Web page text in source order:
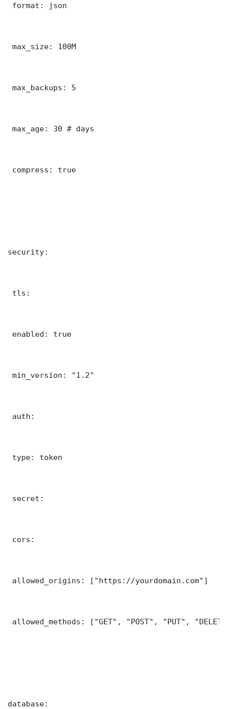
format: json
max_size: 100M
max_backups: 5
max_age: 30 # days
compress: true
security:
tls:
enabled: true
min_version: "1.2"
auth:
type: token
secret:
cors:
allowed_origins: ["https://yourdomain.com"]
allowed_methods: ["GET", "POST", "PUT",
database: